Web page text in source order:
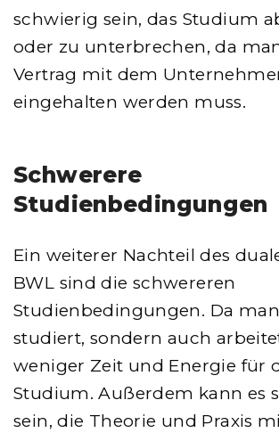
schwierig sein, das Studium
oder zu unterbrechen, da
Vertrag mit dem
eingehalten werden muss.
Schwerere
Studienbedingungen
Ein weiterer Nachteil des
BWL sind die schwereren
Studienbedingungen. Da
studiert, sondern auch
weniger Zeit und Energie für
Studium. Außerdem kann es
sein, die Theorie und Praxis